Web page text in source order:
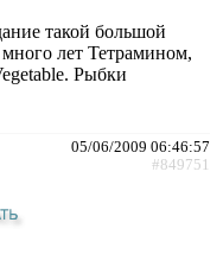
такой большой
лет Тетрамином,
Рыбки
05/06/2009 06:46:57
#849751